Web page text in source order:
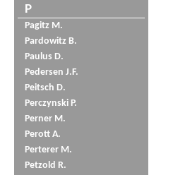
P
Pagitz M.
Pardowitz B.
Paulus D.
Pedersen J.F.
Peitsch D.
Perczynski P.
Perner M.
Perott A.
Perterer M.
Petzold R.